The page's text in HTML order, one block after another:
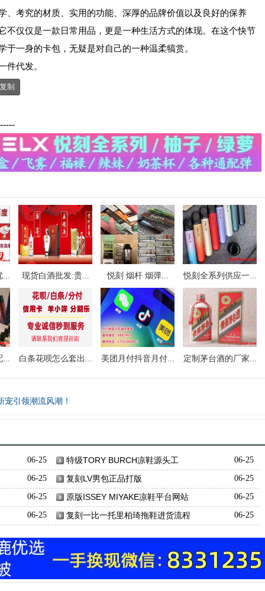
、考究的材质、实用的功能、深厚的品牌价值以及良好的保养
不仅仅是一款日常用品，更是一种生活方式的体现。在这个快节
一身的卡包，无疑是对自己的一种温柔犒赏。
件代发。
制
... 现货白酒批发:贵... 悦刻 烟杆 烟弹... 悦刻全系列供应一...
... 白条花呗怎么套出... 美团月付抖音月付... 定制茅台酒的厂家...
引领潮流风潮！
06-25 06-25
特级TORY BURCH凉鞋源头工
06-25 06-25
复刻LV男包正品打版
06-25 06-25
原版ISSEY MIYAKE凉鞋平台网站
06-25 06-25
复刻一比一托里柏琦拖鞋进货流程